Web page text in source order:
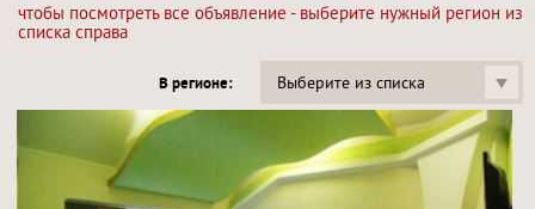
чтобы посмотреть все объявление - выберите нужный регион из
списка справа
В регионе: Выберите из списка